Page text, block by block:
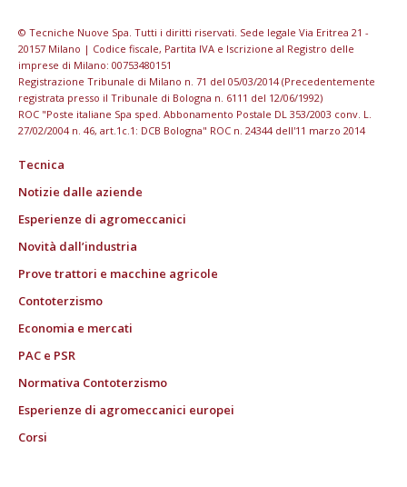
© Tecniche Nuove Spa. Tutti i diritti riservati. Sede legale Via Eritrea 21 -
20157 Milano | Codice fiscale, Partita IVA e Iscrizione al Registro delle
imprese di Milano: 00753480151
Registrazione Tribunale di Milano n. 71 del 05/03/2014 (Precedentemente
registrata presso il Tribunale di Bologna n. 6111 del 12/06/1992)
ROC "Poste italiane Spa sped. Abbonamento Postale DL 353/2003 conv. L.
27/02/2004 n. 46, art.1c.1: DCB Bologna" ROC n. 24344 dell'11 marzo 2014
Tecnica
Notizie dalle aziende
Esperienze di agromeccanici
Novità dall’industria
Prove trattori e macchine agricole
Contoterzismo
Economia e mercati
PAC e PSR
Normativa Contoterzismo
Esperienze di agromeccanici europei
Corsi